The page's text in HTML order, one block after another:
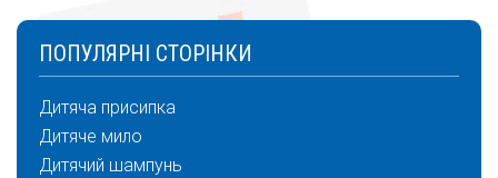
ПОПУЛЯРНІ СТОРІНКИ
Дитяча присипка
Дитяче мило
Дитячий шампунь